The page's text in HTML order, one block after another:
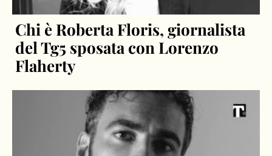
Chi è Roberta Floris, giornalista
del Tg5 sposata con Lorenzo
Flaherty